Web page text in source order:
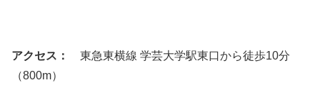
アクセス：
東急東横線 学芸大学駅東口から徒歩10分
（800m）